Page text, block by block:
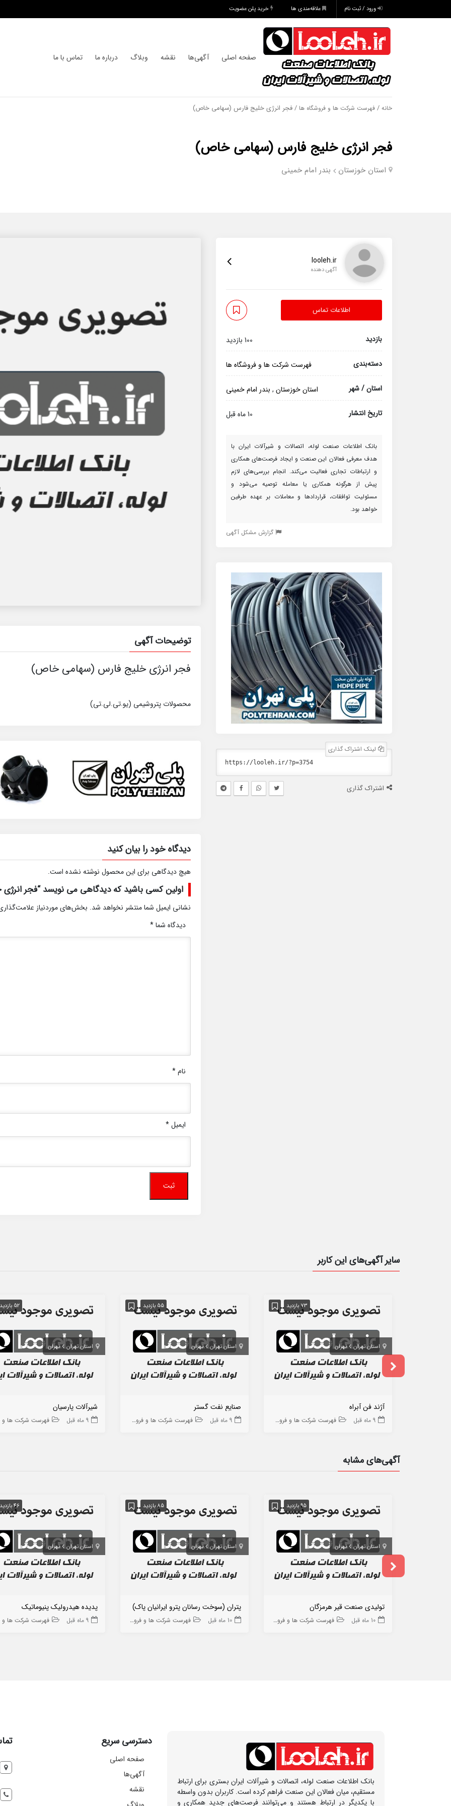
ورود / ثبت نام علاقه‌مندی ها خرید پلن عضویت
صفحه اصلی آگهی‌ها نقشه وبلاگ درباره ما تماس با ما
خانه / فهرست شرکت ها و فروشگاه ها / فجر انرژی خلیج فارس (سهامی خاص)
فجر انرژی خلیج فارس (سهامی خاص)
استان خوزستان بندر امام خمینی
looleh.ir
آگهی دهنده
اطلاعات تماس
بازدید 100 بازدید
دسته‌بندی فهرست شرکت ها و فروشگاه ها
استان / شهر استان خوزستان , بندر امام خمینی
تاریخ انتشار 10 ماه قبل
بانک اطلاعات صنعت لوله، اتصالات و شیرآلات ایران با
هدف معرفی فعالان این صنعت و ایجاد فرصت‌های همکاری
و ارتباطات تجاری فعالیت می‌کند. انجام بررسی‌های لازم
پیش از هرگونه همکاری یا معامله توصیه می‌شود و
مسئولیت توافقات، قراردادها و معاملات بر عهده طرفین
خواهد بود.
گزارش مشکل آگهی
لینک اشتراک گذاری
اشتراک گذاری
توضیحات آگهی
فجر انرژی خلیج فارس (سهامی خاص)
محصولات پتروشیمی (یو.تی.لی.تی)
دیدگاه خود را بیان کنید
هیچ دیدگاهی برای این محصول نوشته نشده است.
اولین کسی باشید که دیدگاهی می نویسد “فجر
نشانی ایمیل شما منتشر نخواهد شد. بخش‌های موردنیاز
دیدگاه شما*
نام*
ایمیل*
سایر آگهی‌های این کاربر
73 بازدید
استان تهران تهران
آژند فن آبراه
9 ماه قبل فهرست شرکت ها و فروشگاه ها
55 بازدید
استان تهران تهران
صنایع نفت گستر
9 ماه قبل فهرست شرکت ها و فروشگاه ها
52 بازدید
استان تهران تهران
شیرآلات پارسیان
9 ماه قبل فهرست شرکت ها و
آگهی‌های مشابه
95 بازدید
استان تهران تهران
تولیدی صنعت قیر هرمزگان
10 ماه قبل فهرست شرکت ها و فروشگاه ها
85 بازدید
استان تهران تهران
پتران (سوخت رسانان پترو ایرانیان پاک)
10 ماه قبل فهرست شرکت ها و فروشگاه ها
46 بازدید
استان تهران تهران
پدیده هیدرولیک پنیوماتیک
9 ماه قبل فهرست شرکت ها و
بانک اطلاعات صنعت لوله، اتصالات و شیرآلات ایران بستری برای ارتباط
مستقیم، میان فعالان این صنعت فراهم کرده است. کاربران بدون واسطه
با یکدیگر در ارتباط هستند و می‌توانند فرصت‌های جدید همکاری و
دسترسی سریع
صفحه اصلی
آگهی‌ها
نقشه